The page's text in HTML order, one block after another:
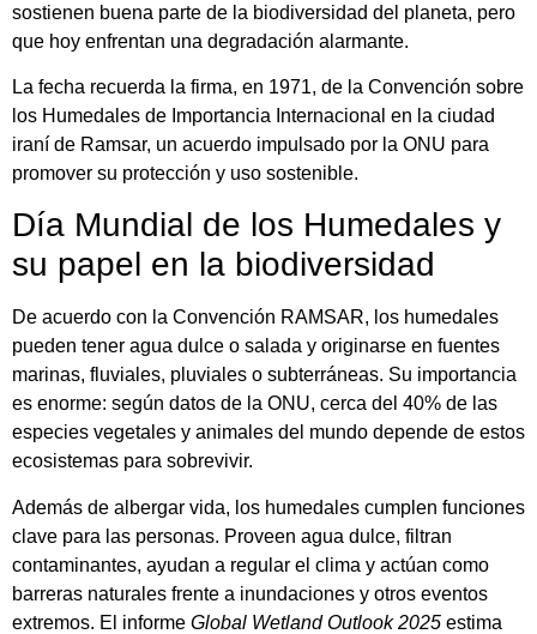
sostienen buena parte de la biodiversidad del planeta, pero
que hoy enfrentan una degradación alarmante.
La fecha recuerda la firma, en 1971, de la Convención sobre
los Humedales de Importancia Internacional en la ciudad
iraní de Ramsar, un acuerdo impulsado por la ONU para
promover su protección y uso sostenible.
Día Mundial de los Humedales y
su papel en la biodiversidad
De acuerdo con la Convención RAMSAR, los humedales
pueden tener agua dulce o salada y originarse en fuentes
marinas, fluviales, pluviales o subterráneas. Su importancia
es enorme: según datos de la ONU, cerca del 40% de las
especies vegetales y animales del mundo depende de estos
ecosistemas para sobrevivir.
Además de albergar vida, los humedales cumplen funciones
clave para las personas. Proveen agua dulce, filtran
contaminantes, ayudan a regular el clima y actúan como
barreras naturales frente a inundaciones y otros eventos
extremos. El informe Global Wetland Outlook 2025 estima